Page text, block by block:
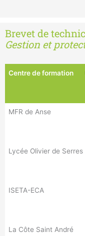
Brevet de
Gestion et
Centre de formation
MFR de Anse
Lycée Olivier de Serres
ISETA-ECA
La Côte Saint André